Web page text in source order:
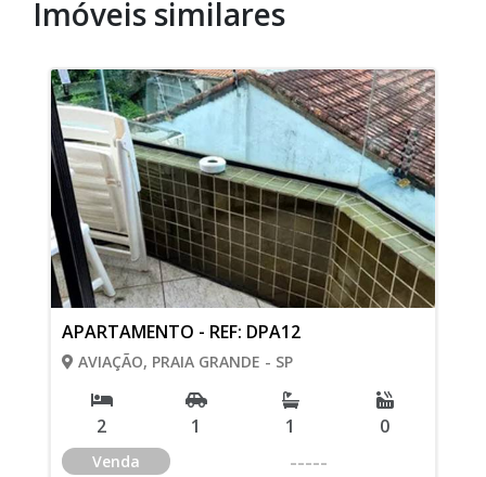
Imóveis similares
APARTAMENTO - REF: DPA12
AVIAÇÃO, PRAIA GRANDE - SP
2 1 1 0
Venda -----